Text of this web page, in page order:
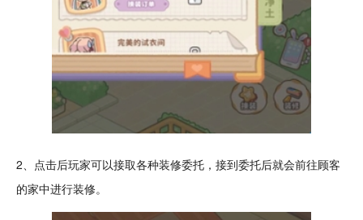
2、点击后玩家可以接取各种装修委托，接到委托后就会前往顾客
的家中进行装修。